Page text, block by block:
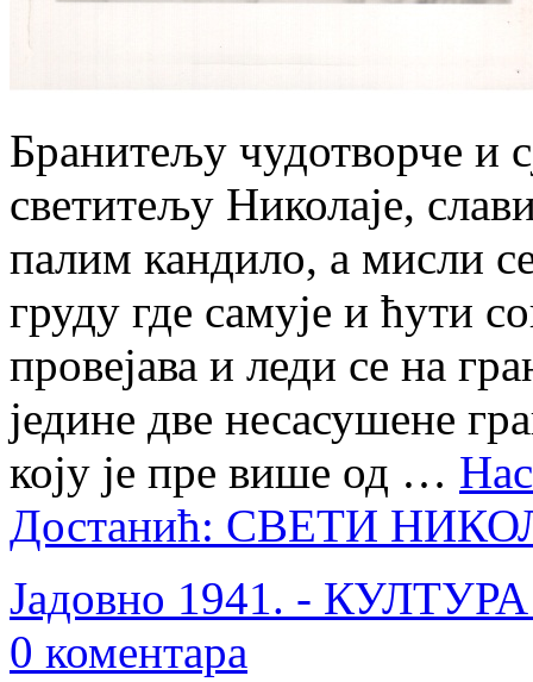
Бранитељу чудотворче и
светитељу Николаје,
палим кандило, а мисли
груду где самује и ћути
провејава и леди се на
једине две несасушене
коју је пре више од …
Достанић: СВЕТИ
Јадовно 1941. -
0 коментара